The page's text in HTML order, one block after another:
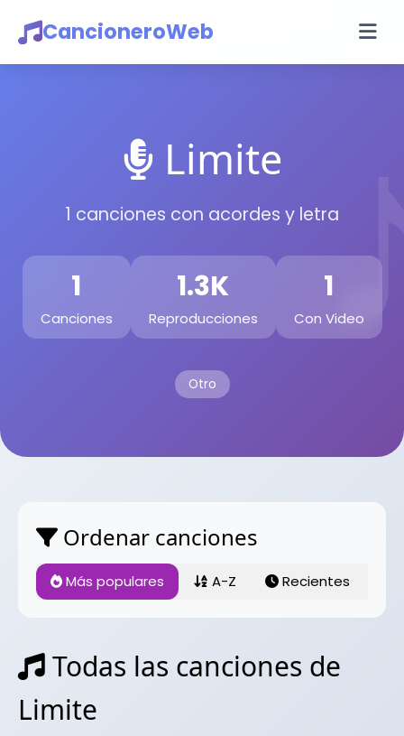
CancioneroWeb
Limite
1 canciones con acordes y letra
1
Canciones
1.3K
Reproducciones
1
Con Video
Otro
Ordenar canciones
Más populares A-Z Recientes
Todas las canciones de
Limite